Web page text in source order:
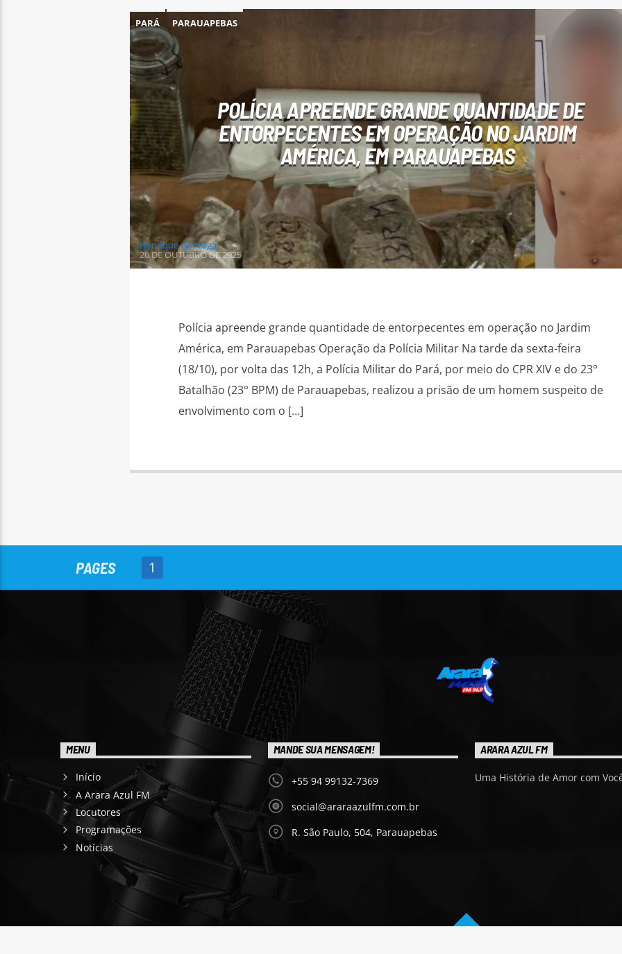
PARÁ PARAUAPEBAS
POLÍCIA APREENDE GRANDE QUANTIDADE DE
ENTORPECENTES EM OPERAÇÃO NO JARDIM
AMÉRICA, EM PARAUAPEBAS
Henrique Gonzaga
20 DE OUTUBRO DE 2025
Polícia apreende grande quantidade de entorpecentes em operação no Jardim
América, em Parauapebas Operação da Polícia Militar Na tarde da sexta-feira
(18/10), por volta das 12h, a Polícia Militar do Pará, por meio do CPR XIV e do 23°
Batalhão (23° BPM) de Parauapebas, realizou a prisão de um homem suspeito de
envolvimento com o […]
PAGES 1
MENU
Início
A Arara Azul FM
Locutores
Programações
Notícias
MANDE SUA MENSAGEM!
+55 94 99132-7369
social@araraazulfm.com.br
R. São Paulo, 504, Parauapebas
ARARA AZUL FM
Uma História de Amor com